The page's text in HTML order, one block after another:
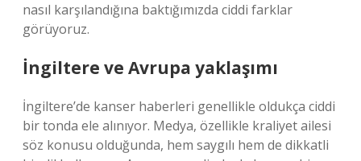
nasıl karşılandığına baktığımızda ciddi farklar
görüyoruz.
İngiltere ve Avrupa yaklaşımı
İngiltere’de kanser haberleri genellikle oldukça ciddi
bir tonda ele alınıyor. Medya, özellikle kraliyet ailesi
söz konusu olduğunda, hem saygılı hem de dikkatli